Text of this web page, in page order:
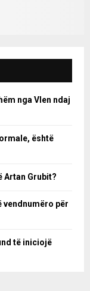
nga Vlen ndaj
është
Artan Grubit?
vendnumëro për
të iniciojë